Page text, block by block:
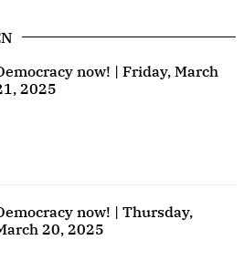
now! | Friday, March
2025
now! | Thursday,
20, 2025